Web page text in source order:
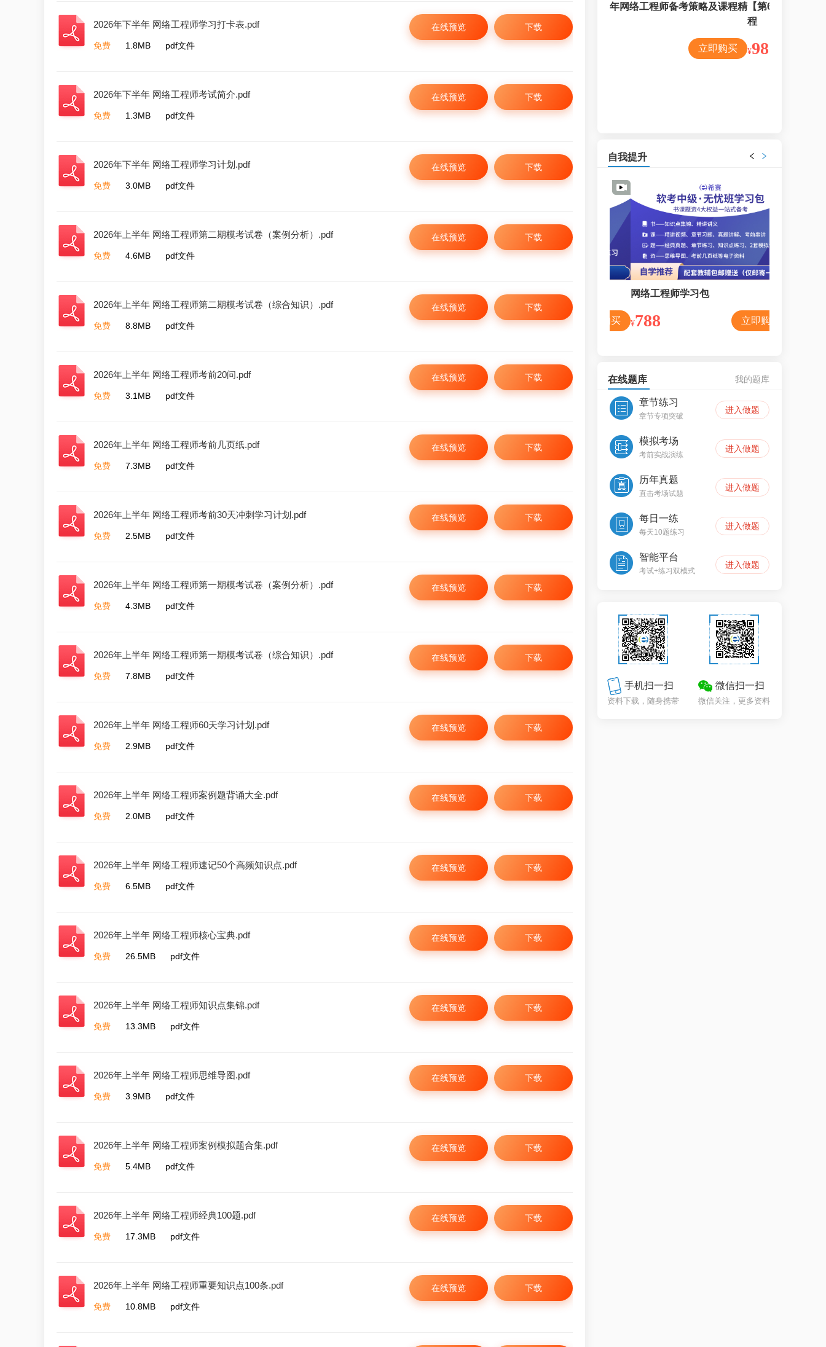
2026年下半年 网络工程师学习打卡表.pdf
免费 1.8MB pdf文件
下载
在线预览
2026年下半年 网络工程师考试简介.pdf
免费 1.3MB pdf文件
下载
在线预览
2026年下半年 网络工程师学习计划.pdf
免费 3.0MB pdf文件
下载
在线预览
2026年上半年 网络工程师第二期模考试卷（案例分析）.pdf
免费 4.6MB pdf文件
下载
在线预览
2026年上半年 网络工程师第二期模考试卷（综合知识）.pdf
免费 8.8MB pdf文件
下载
在线预览
2026年上半年 网络工程师考前20问.pdf
免费 3.1MB pdf文件
下载
在线预览
2026年上半年 网络工程师考前几页纸.pdf
免费 7.3MB pdf文件
下载
在线预览
2026年上半年 网络工程师考前30天冲刺学习计划.pdf
免费 2.5MB pdf文件
下载
在线预览
2026年上半年 网络工程师第一期模考试卷（案例分析）.pdf
免费 4.3MB pdf文件
下载
在线预览
2026年上半年 网络工程师第一期模考试卷（综合知识）.pdf
免费 7.8MB pdf文件
下载
在线预览
2026年上半年 网络工程师60天学习计划.pdf
免费 2.9MB pdf文件
下载
在线预览
2026年上半年 网络工程师案例题背诵大全.pdf
免费 2.0MB pdf文件
下载
在线预览
2026年上半年 网络工程师速记50个高频知识点.pdf
免费 6.5MB pdf文件
下载
在线预览
2026年上半年 网络工程师核心宝典.pdf
免费 26.5MB pdf文件
下载
在线预览
2026年上半年 网络工程师知识点集锦.pdf
免费 13.3MB pdf文件
下载
在线预览
2026年上半年 网络工程师思维导图.pdf
免费 3.9MB pdf文件
下载
在线预览
2026年上半年 网络工程师案例模拟题合集.pdf
免费 5.4MB pdf文件
下载
在线预览
2026年上半年 网络工程师经典100题.pdf
免费 17.3MB pdf文件
下载
在线预览
2026年上半年 网络工程师重要知识点100条.pdf
免费 10.8MB pdf文件
下载
在线预览
立即购买
高清精讲视频下载
电子资料辅助学习
讲
0
【第6版】网络工程师精讲班视频课
立即购买
自我提升
网络工程师学习包
¥298 立即购买
网络工程师学习包
¥788 立即购买
在线题库 我的题库
章节练习
章节专项突破
进入做题
模拟考场
考前实战演练
进入做题
历年真题
直击考场试题
进入做题
每日一练
每天10题练习
进入做题
智能平台
考试+练习双模式
进入做题
手机扫一扫
资料下载，随身携带
微信扫一扫
微信关注，更多资料